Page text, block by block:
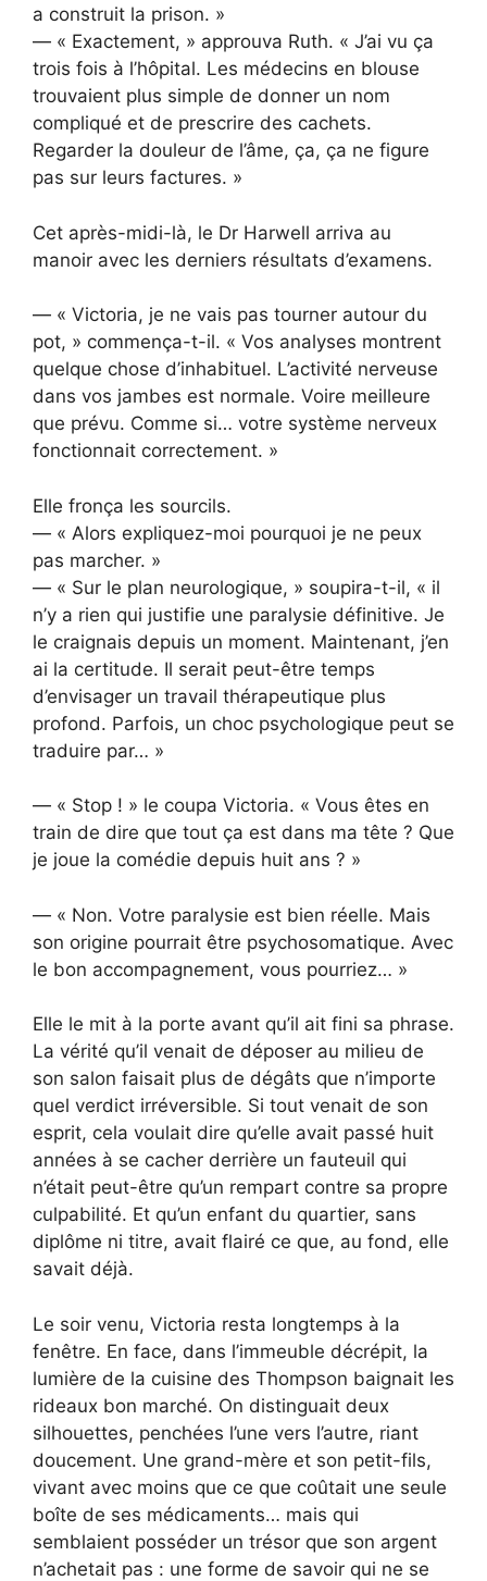
a construit la prison. »
— « Exactement, » approuva Ruth. « J’ai vu ça
trois fois à l’hôpital. Les médecins en blouse
trouvaient plus simple de donner un nom
compliqué et de prescrire des cachets.
Regarder la douleur de l’âme, ça, ça ne figure
pas sur leurs factures. »
Cet après-midi-là, le Dr Harwell arriva au
manoir avec les derniers résultats d’examens.
— « Victoria, je ne vais pas tourner autour du
pot, » commença-t-il. « Vos analyses montrent
quelque chose d’inhabituel. L’activité nerveuse
dans vos jambes est normale. Voire meilleure
que prévu. Comme si… votre système nerveux
fonctionnait correctement. »
Elle fronça les sourcils.
— « Alors expliquez-moi pourquoi je ne peux
pas marcher. »
— « Sur le plan neurologique, » soupira-t-il, « il
n’y a rien qui justifie une paralysie définitive. Je
le craignais depuis un moment. Maintenant, j’en
ai la certitude. Il serait peut-être temps
d’envisager un travail thérapeutique plus
profond. Parfois, un choc psychologique peut se
traduire par… »
— « Stop ! » le coupa Victoria. « Vous êtes en
train de dire que tout ça est dans ma tête ? Que
je joue la comédie depuis huit ans ? »
— « Non. Votre paralysie est bien réelle. Mais
son origine pourrait être psychosomatique. Avec
le bon accompagnement, vous pourriez… »
Elle le mit à la porte avant qu’il ait fini sa phrase.
La vérité qu’il venait de déposer au milieu de
son salon faisait plus de dégâts que n’importe
quel verdict irréversible. Si tout venait de son
esprit, cela voulait dire qu’elle avait passé huit
années à se cacher derrière un fauteuil qui
n’était peut-être qu’un rempart contre sa propre
culpabilité. Et qu’un enfant du quartier, sans
diplôme ni titre, avait flairé ce que, au fond, elle
savait déjà.
Le soir venu, Victoria resta longtemps à la
fenêtre. En face, dans l’immeuble décrépit, la
lumière de la cuisine des Thompson baignait les
rideaux bon marché. On distinguait deux
silhouettes, penchées l’une vers l’autre, riant
doucement. Une grand-mère et son petit-fils,
vivant avec moins que ce que coûtait une seule
boîte de ses médicaments… mais qui
semblaient posséder un trésor que son argent
n’achetait pas : une forme de savoir qui ne se